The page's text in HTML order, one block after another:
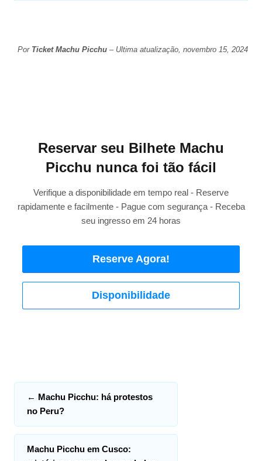
Por Ticket Machu Picchu– Ultima atualização, novembro 15, 2024
Reservar seu Bilhete Machu
Picchu nunca foi tão fácil
Verifique a disponibilidade em tempo real - Reserve
rapidamente e facilmente - Pague com segurança - Receba
seu ingresso em 24 horas
Reserve Agora!
Disponibilidade
← Machu Picchu: há protestos
no Peru?
Machu Picchu em Cusco: